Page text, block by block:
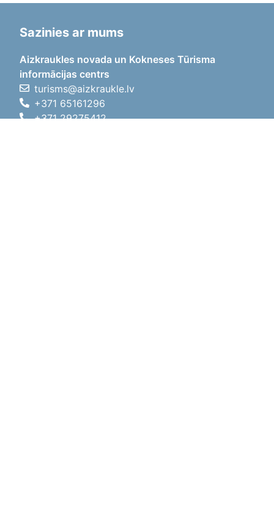
Sazinies ar mums
Aizkraukles novada un Kokneses Tūrisma
informācijas centrs
turisms@aizkraukle.lv
+371 65161296
+371 29275412